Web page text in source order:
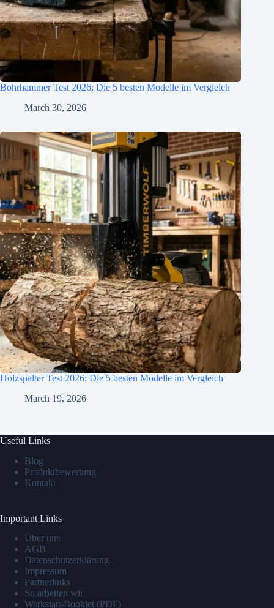
Bohrhammer Test 2026: Die 5 besten Modelle im Vergleich
March 30, 2026
Holzspalter Test 2026: Die 5 besten Modelle im Vergleich
March 19, 2026
Useful Links
Blog
Produktbewertung
Kontakt
Important Links
Über uns
AGB
Datenschutzerklärung
Impressum
Partnerlinks
So arbeiten wir
Werkstatt-Booklet (PDF)